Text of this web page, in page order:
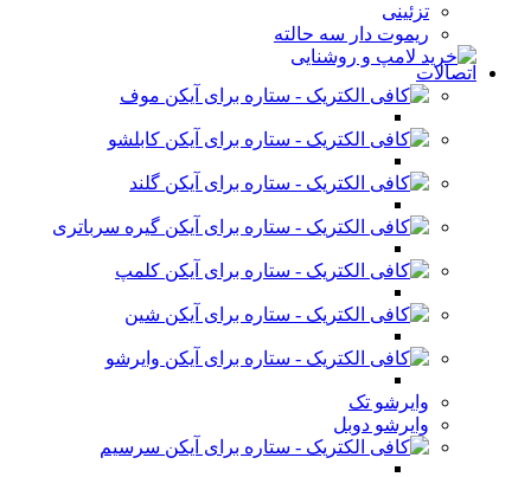
تزئینی
ریموت دار سه حالته
اتصالات
موف
کابلشو
گلند
گیره سرباتری
کلمپ
شین
وایرشو
وایرشو تک
وایرشو دوبل
سرسیم